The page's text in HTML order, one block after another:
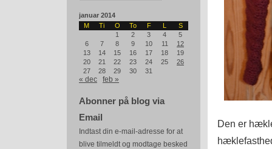
januar 2014
M
Ti O To F L
S
1
2 3 4
5
6
7 8 9 10 11
12
13
14 15 16 17 18
19
20
21 22 23 24 25
26
27
28 29 30 31
« dec feb »
Abonner på blog via
Email
Indtast din e-mail-adresse for at
blive tilmeldt og modtage besked
Den er